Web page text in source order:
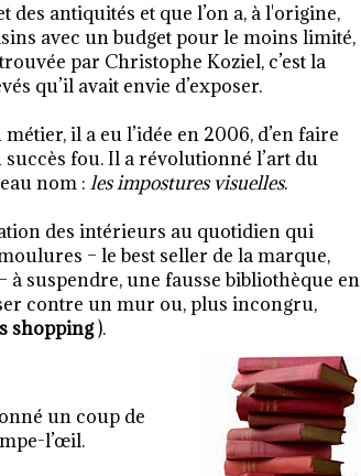
antiquités et que l’on a, à l'origine,
avec un budget pour le moins limité,
par Christophe Koziel, c’est la
qu’il avait envie d’exposer.
il a eu l’idée en 2006, d’en faire
fou. Il a révolutionné l’art du
nom : les impostures visuelles.
des intérieurs au quotidien qui
– le best seller de la marque,
suspendre, une fausse bibliothèque en
contre un mur ou, plus incongru,
shopping).
un coup de
l’œil.